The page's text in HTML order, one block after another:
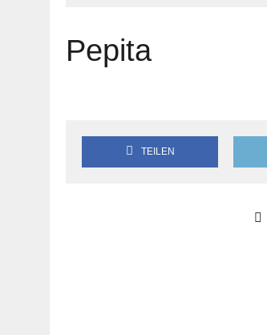
AUGUST 5, 2026
AUGUST 6, 2026
Pepita
TEILEN